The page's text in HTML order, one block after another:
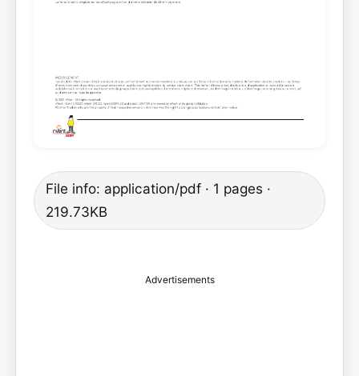
File info: application/pdf · 1 pages ·
219.73KB
Advertisements